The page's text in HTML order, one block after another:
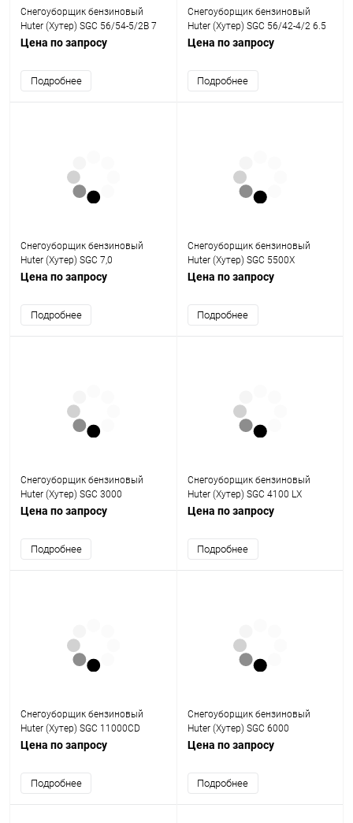
Снегоуборщик бензиновый
Huter (Хутер) SGC 56/54-5/2B 7
л.с.
Цена по запросу
Подробнее
Снегоуборщик бензиновый
Huter (Хутер) SGC 56/42-4/2 6.5
л.с.
Цена по запросу
Подробнее
Снегоуборщик бензиновый
Huter (Хутер) SGC 7,0
Цена по запросу
Подробнее
Снегоуборщик бензиновый
Huter (Хутер) SGC 5500Х
Цена по запросу
Подробнее
Снегоуборщик бензиновый
Huter (Хутер) SGC 3000
Цена по запросу
Подробнее
Снегоуборщик бензиновый
Huter (Хутер) SGC 4100 LX
Цена по запросу
Подробнее
Снегоуборщик бензиновый
Huter (Хутер) SGC 11000CD
Цена по запросу
Подробнее
Снегоуборщик бензиновый
Huter (Хутер) SGC 6000
Цена по запросу
Подробнее